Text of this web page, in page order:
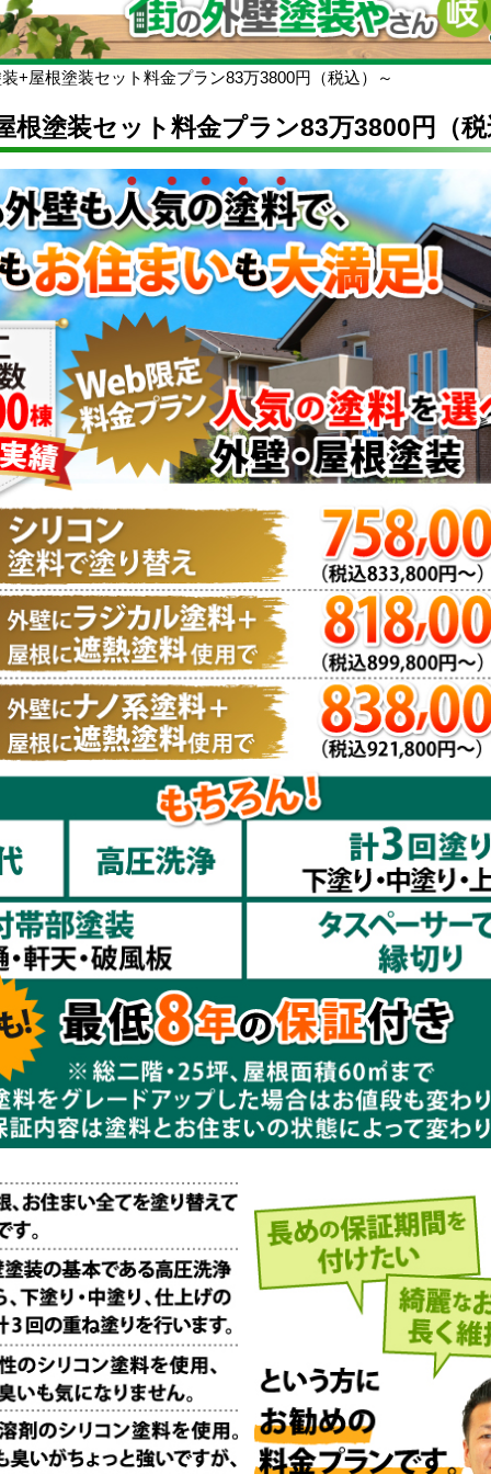
+屋根塗装セット料金プラン83万3800円（税込）～
根塗装セット料金プラン83万3800円（